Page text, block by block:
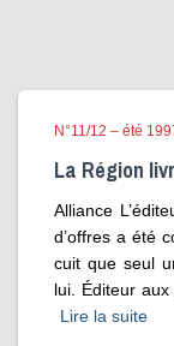
N°11/12 – été
La Région
Alliance
d’offres a été
cuit que seul
lui. Éditeur
Lire la suite